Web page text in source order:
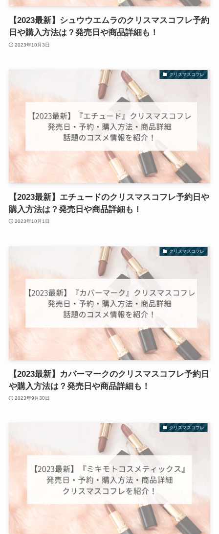
【2023最新】シュウウエムラのクリスマスコフレ予約
日や購入方法は？発売日や商品詳細も！
2023年10月3日
クリスマスコフレ
【2023最新】エチュードのクリスマスコフレ予約日や
購入方法は？発売日や商品詳細も！
2023年10月1日
クリスマスコフレ
【2023最新】カバーマークのクリスマスコフレ予約日
や購入方法は？発売日や商品詳細も！
2023年9月30日
クリスマスコフレ